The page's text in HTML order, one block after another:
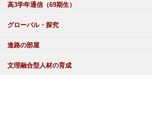
高3学年通信（69期生）
グローバル・探究
進路の部屋
文理融合型人材の育成